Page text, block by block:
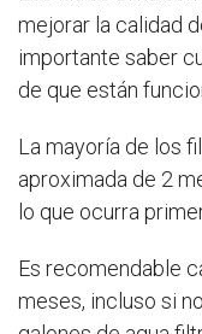
mejorar la calidad
importante saber
de que están
La mayoría de los
aproximada de 2
lo que ocurra
Es recomendable
meses, incluso si